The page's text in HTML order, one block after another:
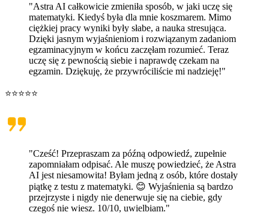
"Astra AI całkowicie zmieniła sposób, w jaki uczę się
matematyki. Kiedyś była dla mnie koszmarem. Mimo
ciężkiej pracy wyniki były słabe, a nauka stresująca.
Dzięki jasnym wyjaśnieniom i rozwiązanym zadaniom
egzaminacyjnym w końcu zaczęłam rozumieć. Teraz
uczę się z pewnością siebie i naprawdę czekam na
egzamin. Dziękuję, że przywróciliście mi nadzieję!"
⭐⭐⭐⭐⭐
"Cześć! Przepraszam za późną odpowiedź, zupełnie
zapomniałam odpisać. Ale muszę powiedzieć, że Astra
AI jest niesamowita! Byłam jedną z osób, które dostały
piątkę z testu z matematyki. 😊 Wyjaśnienia są bardzo
przejrzyste i nigdy nie denerwuje się na ciebie, gdy
czegoś nie wiesz. 10/10, uwielbiam."